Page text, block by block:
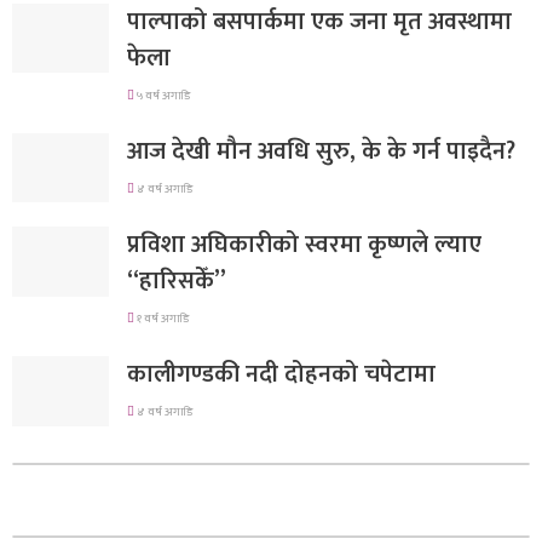
पाल्पाको बसपार्कमा एक जना मृत अवस्थामा
फेला
५ वर्ष अगाडि
आज देखी मौन अवधि सुरु, के के गर्न पाइदैन?
४ वर्ष अगाडि
प्रविशा अघिकारीको स्वरमा कृष्णले ल्याए
“हारिसकेँ”
१ वर्ष अगाडि
कालीगण्डकी नदी दोहनको चपेटामा
४ वर्ष अगाडि